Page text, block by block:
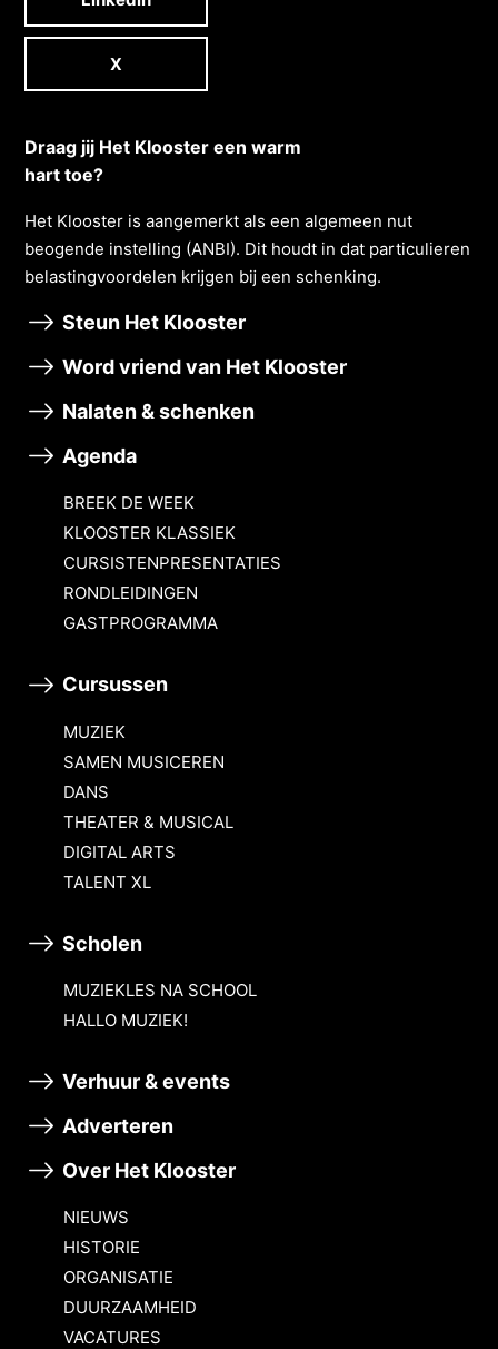
X
Draag jij Het Klooster een warm
hart toe?
Het Klooster is aangemerkt als een algemeen nut
beogende instelling (ANBI). Dit houdt in dat particulieren
belastingvoordelen krĳgen bĳ een schenking.
Steun Het Klooster
Word vriend van Het Klooster
Nalaten & schenken
Agenda
BREEK DE WEEK
KLOOSTER KLASSIEK
CURSISTENPRESENTATIES
RONDLEIDINGEN
GASTPROGRAMMA
Cursussen
MUZIEK
SAMEN MUSICEREN
DANS
THEATER & MUSICAL
DIGITAL ARTS
TALENT XL
Scholen
MUZIEKLES NA SCHOOL
HALLO MUZIEK!
Verhuur & events
Adverteren
Over Het Klooster
NIEUWS
HISTORIE
ORGANISATIE
DUURZAAMHEID
VACATURES